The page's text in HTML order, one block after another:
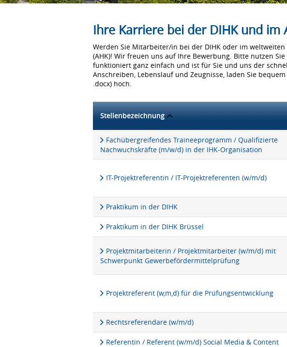
Ihre Karriere bei der DIHK und im
Werden Sie Mitarbeiter/in bei der DIHK oder im
(AHK)! Wir freuen uns auf Ihre Bewerbung. Bitte nutzen
funktioniert ganz einfach und ist für Sie und uns der
Anschreiben, Lebenslauf und Zeugnisse, laden Sie
.docx) hoch.
Stellenbezeichnung
Fachübergreifendes Traineeprogramm / Qualifizierte
Nachwuchskräfte (m/w/d) in der IHK-Organisation
IT-Projektreferentin / IT-Projektreferenten (w/m/d)
Praktikum in der DIHK
Praktikum in der DIHK Brüssel
Projektmitarbeiterin / Projektmitarbeiter (w/m/d) mit
Schwerpunkt Gewerbefördermittelprüfung
Projektreferent (w,m,d) für die Prüfungsentwicklung
Rechtsreferendare (w/m/d)
Referentin / Referent (w/m/d) Social Media & Content